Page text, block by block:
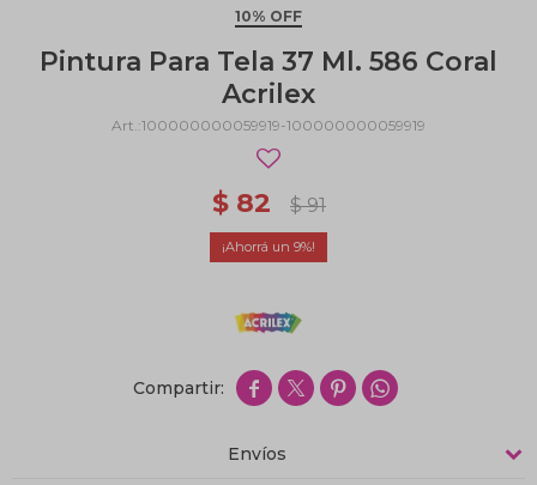
10% OFF
Pintura Para Tela 37 Ml. 586 Coral
Acrilex
100000000059919-100000000059919
$ 82 $ 91
9
   
Envíos